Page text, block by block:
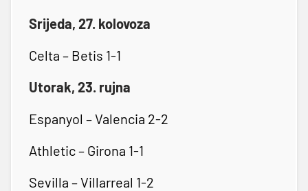
Srijeda, 27. kolovoza
Celta – Betis 1-1
Utorak, 23. rujna
Espanyol – Valencia 2-2
Athletic – Girona 1-1
Sevilla – Villarreal 1-2